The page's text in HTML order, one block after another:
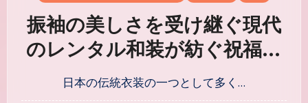
振袖の美しさを受け継ぐ現代
のレンタル和装が紡ぐ祝福の
ストーリー
日本の伝統衣装の一つとして多く…